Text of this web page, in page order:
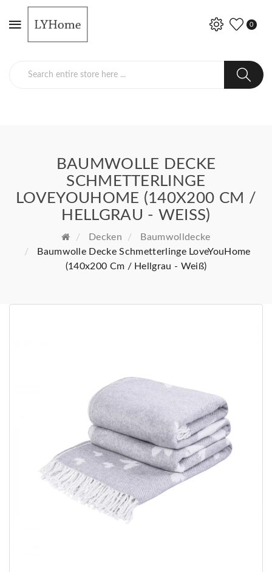
0
BAUMWOLLE DECKE
SCHMETTERLINGE
LOVEYOUHOME (140X200 CM /
HELLGRAU - WEISS)
Decken
Baumwolldecke
Baumwolle Decke Schmetterlinge LoveYouHome
(140x200 Cm / Hellgrau - Weiß)